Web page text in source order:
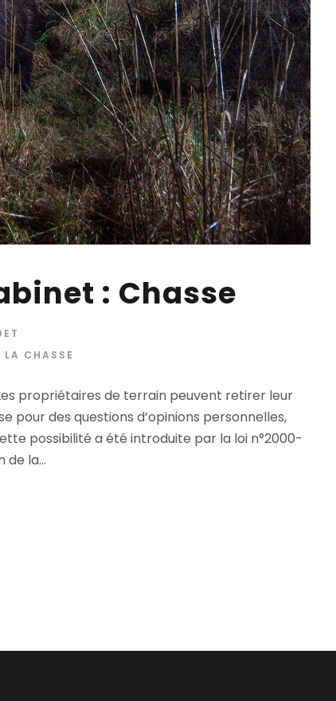
: Chasse
LA CHASSE
propriétaires de terrain peuvent retirer leur
pour des questions d’opinions personnelles,
possibilité a été introduite par la loi n°2000-
de la...